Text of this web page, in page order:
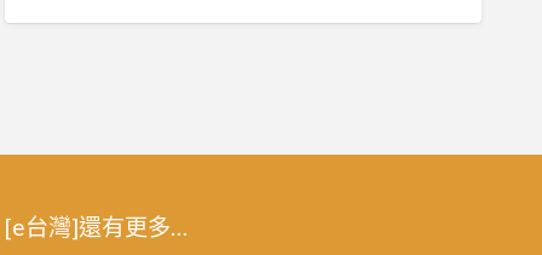
[e台灣]還有更多…